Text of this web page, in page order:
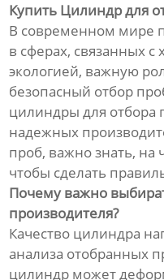
Новости
Контакты
Купить Цилиндр для
В современном мире
в сферах, связанных
экологией, важную
безопасный отбор
цилиндры для отбора
надежных
проб, важно знать,
чтобы сделать
Почему важно
производителя?
Качество цилиндра
анализа отобранных
цилиндр может